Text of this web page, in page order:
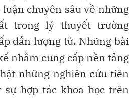
chuyên sâu về những
trong lý thuyết trường
dẫn lượng tử. Những bài
nhằm cung cấp nền tảng
những nghiên cứu tiên
hợp tác khoa học trên